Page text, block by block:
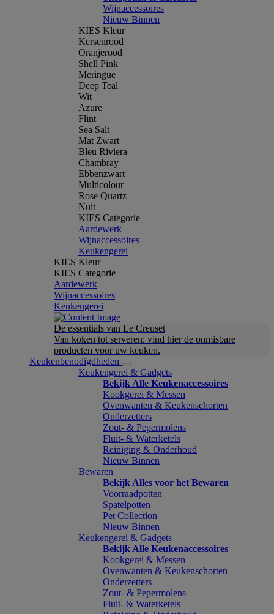
Wijnaccessoires
Nieuw Binnen
KIES Kleur
Kersenrood
Oranjerood
Shell Pink
Meringue
Deep Teal
Wit
Azure
Flint
Sea Salt
Mat Zwart
Bleu Riviera
Chambray
Ebbenzwart
Multicolour
Rose Quartz
Nuit
KIES Categorie
Aardewerk
Wijnaccessoires
Keukengerei
KIES Kleur
KIES Categorie
Aardewerk
Wijnaccessoires
Keukengerei
De essentials van Le Creuset
Van koken tot serveren: vind hier de onmisbare
producten voor uw keuken.
Keukenbenodigdheden
Keukengerei & Gadgets
Bekijk Alle Keukenaccessoires
Kookgerei & Messen
Ovenwanten & Keukenschorten
Onderzetters
Zout- & Pepermolens
Fluit- & Waterketels
Reiniging & Onderhoud
Nieuw Binnen
Bewaren
Bekijk Alles voor het Bewaren
Voorraadpotten
Spatelpotten
Pet Collection
Nieuw Binnen
Keukengerei & Gadgets
Bekijk Alle Keukenaccessoires
Kookgerei & Messen
Ovenwanten & Keukenschorten
Onderzetters
Zout- & Pepermolens
Fluit- & Waterketels